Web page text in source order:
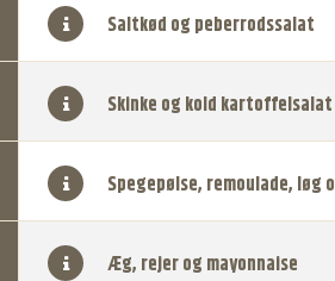
Saltkød og peberrodssalat
Skinke og kold kartoffelsalat
Spegepølse, remoulade, løg
Æg, rejer og mayonnaise